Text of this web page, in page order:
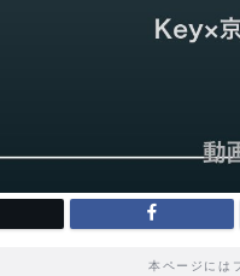
本ページには